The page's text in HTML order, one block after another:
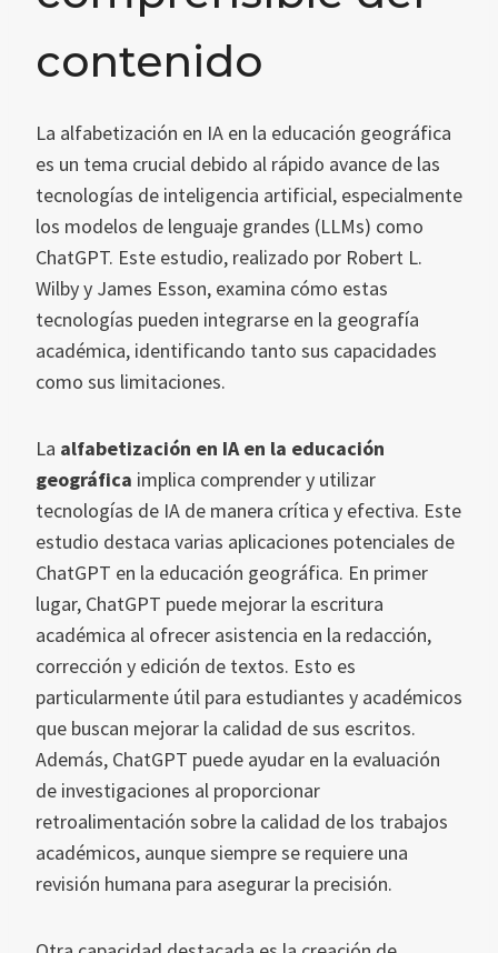
contenido
La alfabetización en IA en la educación geográfica
es un tema crucial debido al rápido avance de las
tecnologías de inteligencia artificial, especialmente
los modelos de lenguaje grandes (LLMs) como
ChatGPT. Este estudio, realizado por Robert L.
Wilby y James Esson, examina cómo estas
tecnologías pueden integrarse en la geografía
académica, identificando tanto sus capacidades
como sus limitaciones.
La alfabetización en IA en la educación
geográfica implica comprender y utilizar
tecnologías de IA de manera crítica y efectiva. Este
estudio destaca varias aplicaciones potenciales de
ChatGPT en la educación geográfica. En primer
lugar, ChatGPT puede mejorar la escritura
académica al ofrecer asistencia en la redacción,
corrección y edición de textos. Esto es
particularmente útil para estudiantes y académicos
que buscan mejorar la calidad de sus escritos.
Además, ChatGPT puede ayudar en la evaluación
de investigaciones al proporcionar
retroalimentación sobre la calidad de los trabajos
académicos, aunque siempre se requiere una
revisión humana para asegurar la precisión.